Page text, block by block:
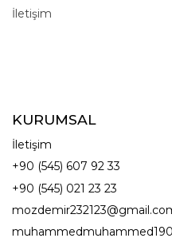
İletişim
KURUMSAL
İletişim
+90 (545) 607 92 33
+90 (545) 021 23 23